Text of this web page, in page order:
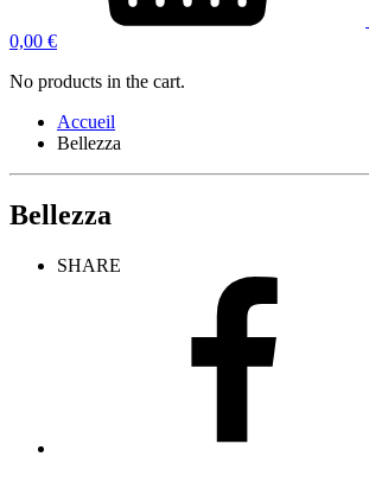
0,00 €
No products in the cart.
Accueil
Bellezza
Bellezza
SHARE